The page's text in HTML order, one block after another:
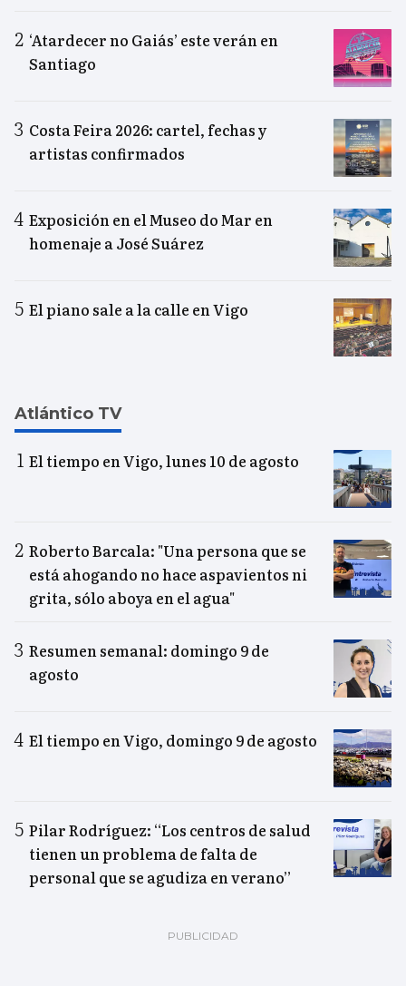
‘Atardecer no Gaiás’ este verán en
Santiago
Costa Feira 2026: cartel, fechas y
artistas confirmados
Exposición en el Museo do Mar en
homenaje a José Suárez
El piano sale a la calle en Vigo
Atlántico TV
El tiempo en Vigo, lunes 10 de agosto
Roberto Barcala: "Una persona que se
está ahogando no hace aspavientos ni
grita, sólo aboya en el agua"
Resumen semanal: domingo 9 de
agosto
El tiempo en Vigo, domingo 9 de agosto
Pilar Rodríguez: “Los centros de salud
tienen un problema de falta de
personal que se agudiza en verano”